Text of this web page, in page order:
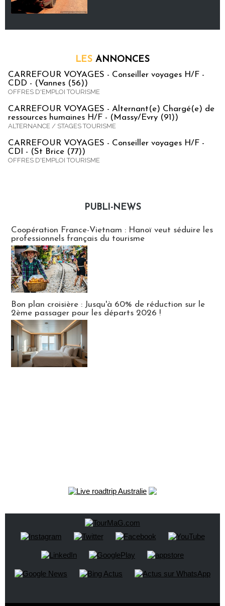
LES ANNONCES
CARREFOUR VOYAGES - Conseiller voyages H/F -
CDD - (Vannes (56))
OFFRES D'EMPLOI TOURISME
CARREFOUR VOYAGES - Alternant(e) Chargé(e) de
ressources humaines H/F - (Massy/Evry (91))
ALTERNANCE / STAGES TOURISME
CARREFOUR VOYAGES - Conseiller voyages H/F -
CDI - (St Brice (77))
OFFRES D'EMPLOI TOURISME
PUBLI-NEWS
Coopération France-Vietnam : Hanoï veut séduire les
professionnels français du tourisme
Bon plan croisière : Jusqu'à 60% de réduction sur le
2ème passager pour les départs 2026 !